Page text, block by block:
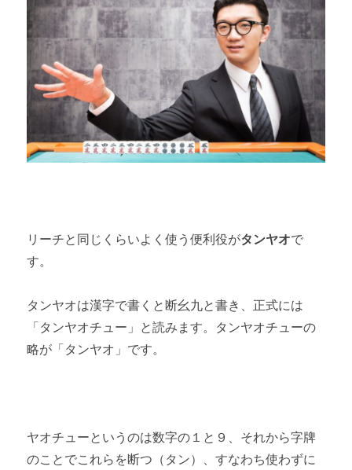
リーチと同じくらいよく使う便利役がタンヤオで
す。
タンヤオは漢字で書くと断幺九と書き、正式には
「タンヤオチュー」と読みます。タンヤオチューの
略が「タンヤオ」です。
ヤオチューというのは数字の１と９、それから字牌
のことでこれらを断つ（タン）、すなわち使わずに